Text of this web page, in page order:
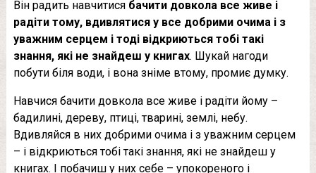
Він радить навчитися бачити довкола все живе і
радіти тому, вдивлятися у все добрими очима і з
уважним серцем і тоді відкриються тобі такі
знання, які не знайдеш у книгах. Шукай нагоди
побути біля води, і вона зніме втому, промиє думку.
Навчися бачити довкола все живе і радіти йому –
бадилині, дереву, птиці, тварині, землі, небу.
Вдивляйся в них добрими очима і з уважним серцем
– і відкриються тобі такі знання, які не знайдеш у
книгах. І побачиш у них себе – упокореного і